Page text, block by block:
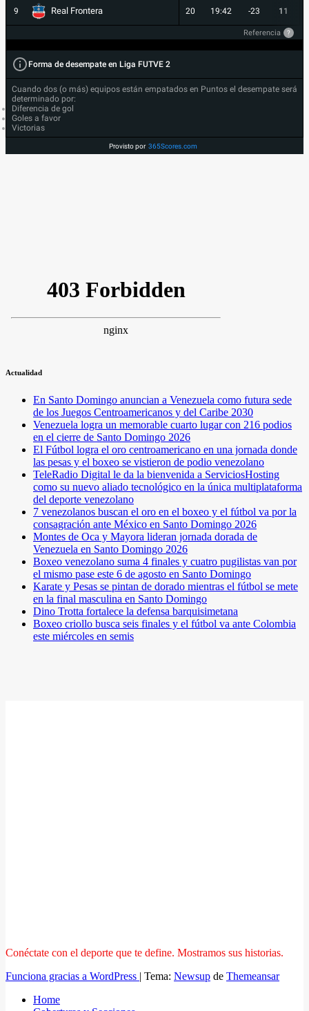
9 Real Frontera 20 19:42 -23 11
Referencia ?
Forma de desempate en Liga FUTVE 2
Cuando dos (o más) equipos están empatados en Puntos el desempate será
determinado por:
Diferencia de gol
Goles a favor
Victorias
Provisto por 365Scores.com
Actualidad
En Santo Domingo anuncian a Venezuela como futura sede
de los Juegos Centroamericanos y del Caribe 2030
Venezuela logra un memorable cuarto lugar con 216 podios
en el cierre de Santo Domingo 2026
El Fútbol logra el oro centroamericano en una jornada donde
las pesas y el boxeo se vistieron de podio venezolano
TeleRadio Digital le da la bienvenida a ServiciosHosting
como su nuevo aliado tecnológico en la única multiplataforma
del deporte venezolano
7 venezolanos buscan el oro en el boxeo y el fútbol va por la
consagración ante México en Santo Domingo 2026
Montes de Oca y Mayora lideran jornada dorada de
Venezuela en Santo Domingo 2026
Boxeo venezolano suma 4 finales y cuatro pugilistas van por
el mismo pase este 6 de agosto en Santo Domingo
Karate y Pesas se pintan de dorado mientras el fútbol se mete
en la final masculina en Santo Domingo
Dino Trotta fortalece la defensa barquisimetana
Boxeo criollo busca seis finales y el fútbol va ante Colombia
este miércoles en semis
Conéctate con el deporte que te define. Mostramos sus historias.
Funciona gracias a WordPress | Tema: Newsup de Themeansar
Home